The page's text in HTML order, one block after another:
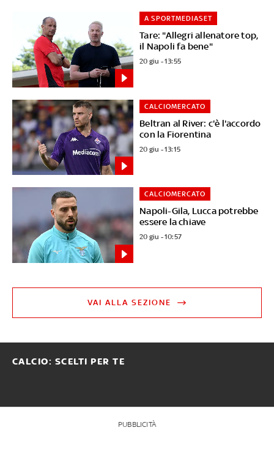
Tare: "Allegri allenatore top,
il Napoli fa bene"
A SPORTMEDIASET
20 giu - 13:55
Beltran al River: c'è l'accordo
con la Fiorentina
CALCIOMERCATO
20 giu - 13:15
Napoli-Gila, Lucca potrebbe
essere la chiave
CALCIOMERCATO
20 giu - 10:57
VAI ALLA SEZIONE
CALCIO: SCELTI PER TE
PUBBLICITÀ